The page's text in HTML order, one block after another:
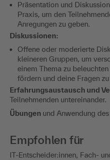
​Präsentation und
Praxis, um den
Anregungen zu geben.
​Diskussionen:
​Offene oder moderierte
kleineren Gruppen, um
einem Thema zu
fördern und deine Fragen
​Erfahrungsaustausch und
Teilnehmenden untereinander.
Übungen und Anwendung
Empfohlen für
IT-Entscheider:innen, Fach-